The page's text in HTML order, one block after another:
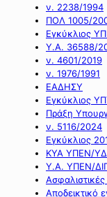
ν. 2238/1994
ΠΟΛ 1005/
Εγκύκλιος
Υ.Α. 36588/
ν. 4601/2019
ν. 1976/1991
ΕΑΔΗΣΥ
Εγκύκλιος
Πράξη
ν. 5116/2024
Εγκύκλιος
ΚΥΑ ΥΠΕΝ/
Υ.Α. ΥΠΕΝ/
Αποδεικτικό